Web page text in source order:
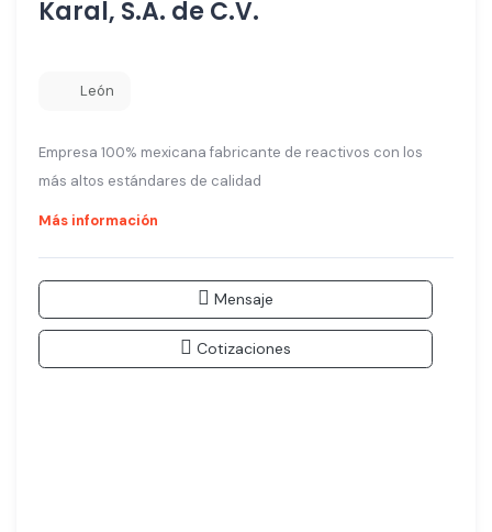
Karal, S.A. de C.V.
León
Empresa 100% mexicana fabricante de reactivos con los
más altos estándares de calidad
Más información
Mensaje
Cotizaciones